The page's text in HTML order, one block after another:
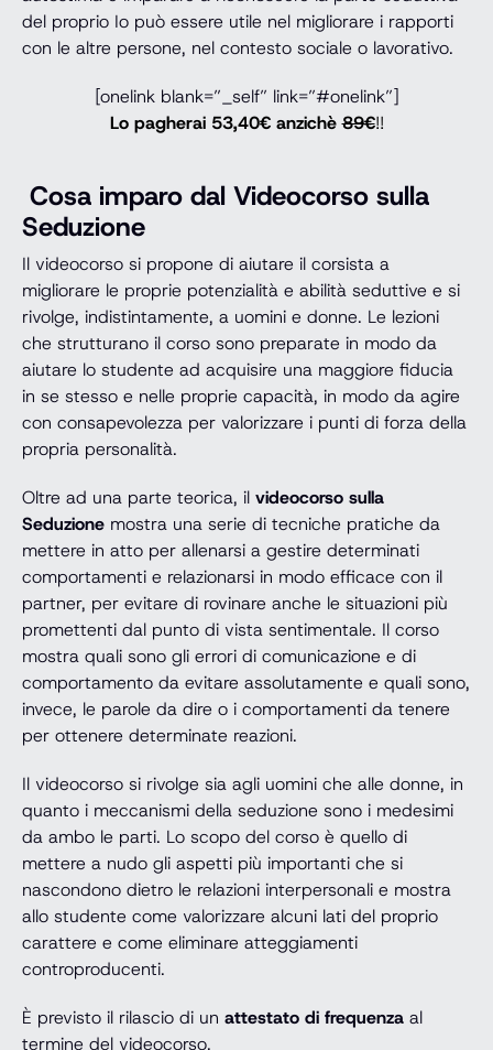
del proprio Io può essere utile nel migliorare i rapporti
con le altre persone, nel contesto sociale o lavorativo.
[onelink blank=”_self” link=”#onelink”]
Lo pagherai 53,40€ anzichè89€!!
Cosa imparo dal Videocorso sulla
Seduzione
Il videocorso si propone di aiutare il corsista a
migliorare le proprie potenzialità e abilità seduttive e si
rivolge, indistintamente, a uomini e donne. Le lezioni
che strutturano il corso sono preparate in modo da
aiutare lo studente ad acquisire una maggiore fiducia
in se stesso e nelle proprie capacità, in modo da agire
con consapevolezza per valorizzare i punti di forza della
propria personalità.
Oltre ad una parte teorica, il videocorso sulla
Seduzione mostra una serie di tecniche pratiche da
mettere in atto per allenarsi a gestire determinati
comportamenti e relazionarsi in modo efficace con il
partner, per evitare di rovinare anche le situazioni più
promettenti dal punto di vista sentimentale. Il corso
mostra quali sono gli errori di comunicazione e di
comportamento da evitare assolutamente e quali sono,
invece, le parole da dire o i comportamenti da tenere
per ottenere determinate reazioni.
Il videocorso si rivolge sia agli uomini che alle donne, in
quanto i meccanismi della seduzione sono i medesimi
da ambo le parti. Lo scopo del corso è quello di
mettere a nudo gli aspetti più importanti che si
nascondono dietro le relazioni interpersonali e mostra
allo studente come valorizzare alcuni lati del proprio
carattere e come eliminare atteggiamenti
controproducenti.
È previsto il rilascio di un attestato di frequenza al
termine del videocorso.